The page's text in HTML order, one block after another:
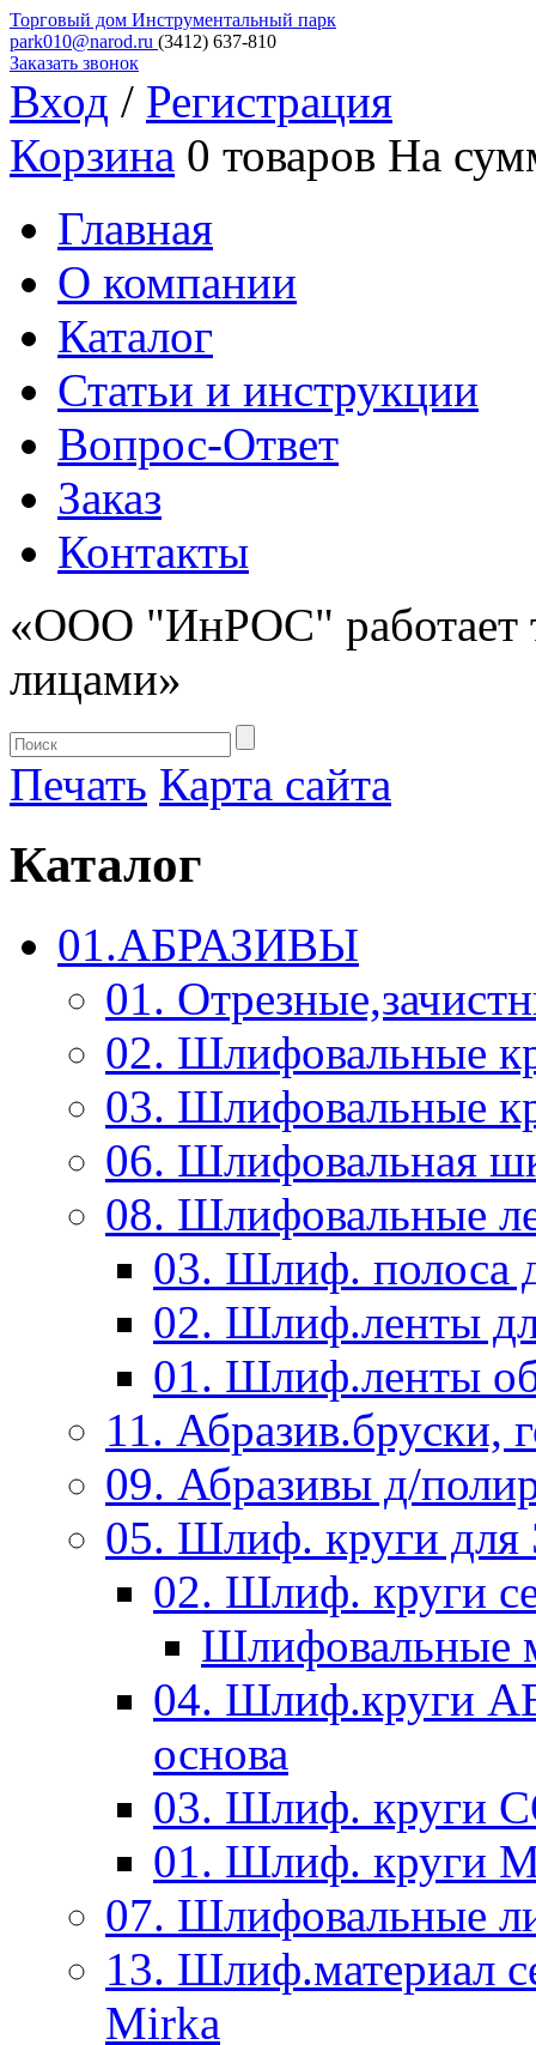
Торговый дом Инструментальный парк
park010@narod.ru (3412) 637-810
Заказать звонок
Вход / Регистрация
Корзина 0 товаров На
Главная
О компании
Каталог
Статьи и инструкции
Вопрос-Ответ
Заказ
Контакты
«ООО "ИнРОС" работает
лицами»
Печать Карта сайта
Каталог
01.АБРАЗИВЫ
01.
02. Шлифовальные
03. Шлифовальные
06. Шлифовальная
08. Шлифовальные
03. Шлиф.
02. Шлиф.ленты
01. Шлиф.ленты
11. Абразив.бруски,
09. Абразивы д/
05. Шлиф. круги
02. Шлиф. круги
Шлифовальные
04. Шлиф.круги
основа
03. Шлиф. круги
01. Шлиф. круги
07. Шлифовальные
13. Шлиф.материал
Mirka